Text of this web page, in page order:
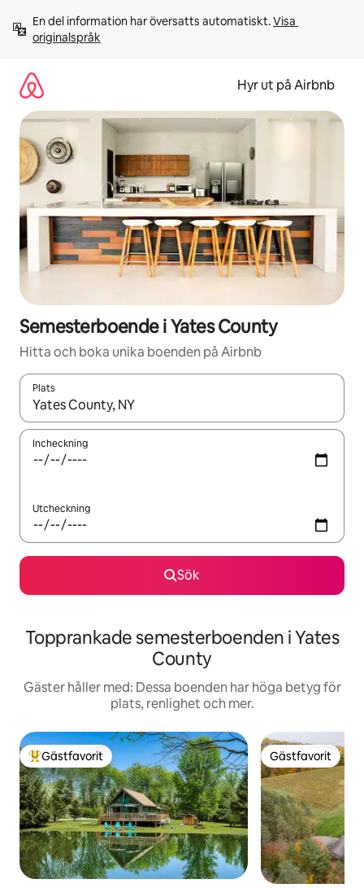
innehåll
En del information har översatts automatiskt. Visa
originalspråk
Hyr ut på Airbnb
Semesterboende i Yates County
Hitta och boka unika boenden på Airbnb
Plats
När resultaten är tillgängliga kan du navigera med upp- och
Incheckning
Utcheckning
Sök
Topprankade semesterboenden i Yates
County
Gäster håller med: Dessa boenden har höga betyg för
plats, renlighet och mer.
Populär gästfavorit
Gästfavorit Gästfavorit
Gästfavorit